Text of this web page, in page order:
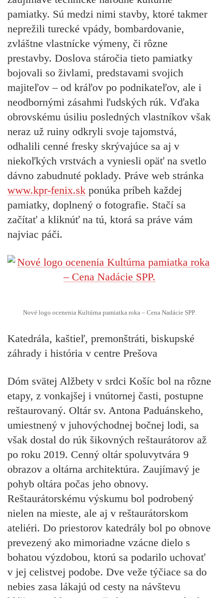
pamiatky. Sú medzi nimi stavby, ktoré takmer
neprežili turecké vpády, bombardovanie,
zvláštne vlastnícke výmeny, či rôzne
prestavby. Doslova stáročia tieto pamiatky
bojovali so živlami, predstavami svojich
majiteľov – od kráľov po podnikateľov, ale i
neodbornými zásahmi ľudských rúk. Vďaka
obrovskému úsiliu posledných vlastníkov však
neraz už ruiny odkryli svoje tajomstvá,
odhalili cenné fresky skrývajúce sa aj v
niekoľkých vrstvách a vyniesli opäť na svetlo
dávno zabudnuté poklady. Práve web stránka
www.kpr-fenix.sk ponúka príbeh každej
pamiatky, doplnený o fotografie. Stačí sa
začítať a kliknúť na tú, ktorá sa práve vám
najviac páči.
Nové logo ocenenia Kultúrna pamiatka roka – Cena Nadácie SPP.
Katedrála, kaštieľ, premonštráti, biskupské
záhrady i história v centre Prešova
Dóm svätej Alžbety v srdci Košíc bol na rôzne
etapy, z vonkajšej i vnútornej časti, postupne
reštaurovaný. Oltár sv. Antona Paduánskeho,
umiestnený v juhovýchodnej bočnej lodi, sa
však dostal do rúk šikovných reštaurátorov až
po roku 2019. Cenný oltár spoluvytvára 9
obrazov a oltárna architektúra. Zaujímavý je
pohyb oltára počas jeho obnovy.
Reštaurátorskému výskumu bol podrobený
nielen na mieste, ale aj v reštaurátorskom
ateliéri. Do priestorov katedrály bol po obnove
prevezený ako mimoriadne vzácne dielo s
bohatou výzdobou, ktorú sa podarilo uchovať
v jej celistvej podobe. Dve veže týčiace sa do
nebies zasa lákajú od cesty na návštevu